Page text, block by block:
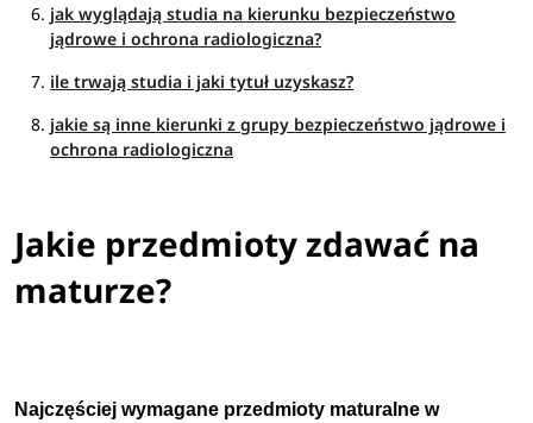
jak wyglądają studia na kierunku bezpieczeństwo
jądrowe i ochrona radiologiczna?
ile trwają studia i jaki tytuł uzyskasz?
jakie są inne kierunki z grupy bezpieczeństwo jądrowe i
ochrona radiologiczna
Jakie przedmioty zdawać na
maturze?
Najczęściej wymagane przedmioty maturalne w